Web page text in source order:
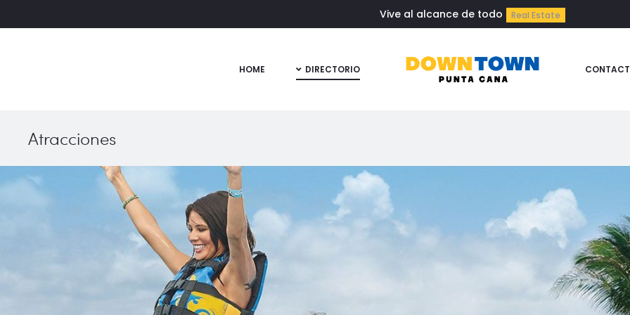
Vive al alcance de todo Real Estate
HOME DIRECTORIO
Atracciones